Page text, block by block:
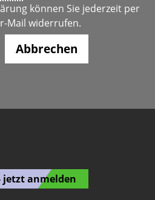
können Sie jederzeit per
Mail widerrufen.
Abbrechen
jetzt anmelden